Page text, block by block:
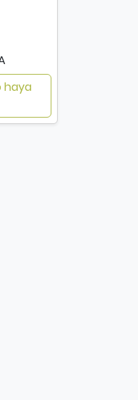
haya